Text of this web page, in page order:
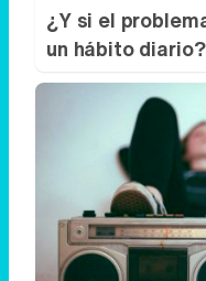
¿Y si el
un hábito diario?